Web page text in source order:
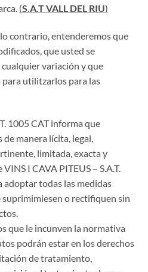
(S.A.T VALL DEL RIU)
contrario, entenderemos que
que usted se
variación y que
utilitzarlos para las
1005 CAT informa que
manera lícita, legal,
limitada, exacta y
I CAVA PITEUS – S.A.T.
adoptar todas las medidas
suprimimiesen o rectifiquen sin
que le incunven la normativa
podrán estar en los derechos
de tratamiento,